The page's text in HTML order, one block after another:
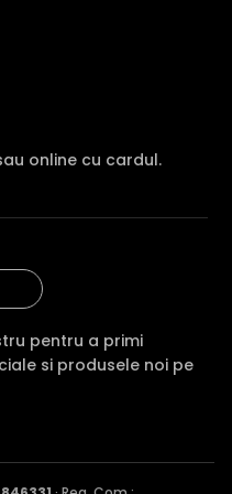
online cu cardul.
pentru a primi
si produsele noi pe